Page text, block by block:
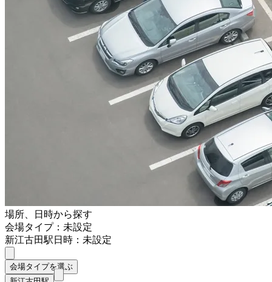
場所、日時から探す
会場タイプ：未設定
新江古田駅日時：未設定
会場タイプを選ぶ